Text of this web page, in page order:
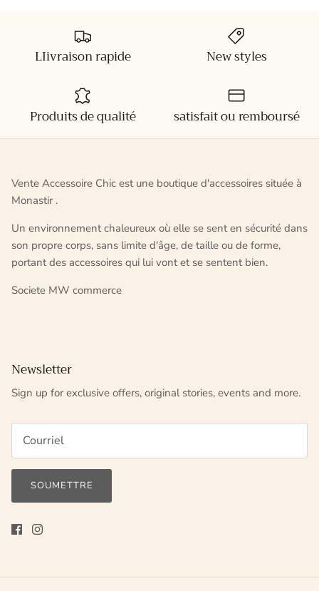
LIivraison rapide New styles
Produits de qualité satisfait ou remboursé
Vente Accessoire Chic est une boutique d'accessoires située à
Monastir .
Un environnement chaleureux où elle se sent en sécurité dans
son propre corps, sans limite d'âge, de taille ou de forme,
portant des accessoires qui lui vont et se sentent bien.
Societe MW commerce
Newsletter
Sign up for exclusive offers, original stories, events and more.
SOUMETTRE